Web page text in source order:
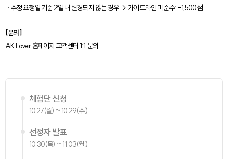
· 수정 요청일 기준 2일 내 변경되지 않는 경우 → 가이드라인 미준수: -1,500점
[문의]
AK Lover 홈페이지 고객센터 1:1 문의
체험단 신청
10.27(월) ~ 10.29(수)
선정자 발표
10.30(목) ~ 11.03(월)